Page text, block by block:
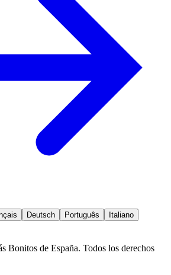
Deutsch Português
Italiano
Bonitos de España. Todos los derechos